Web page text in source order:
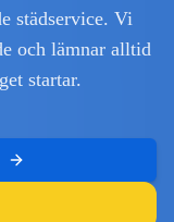
städservice. Vi
och lämnar alltid
startar.